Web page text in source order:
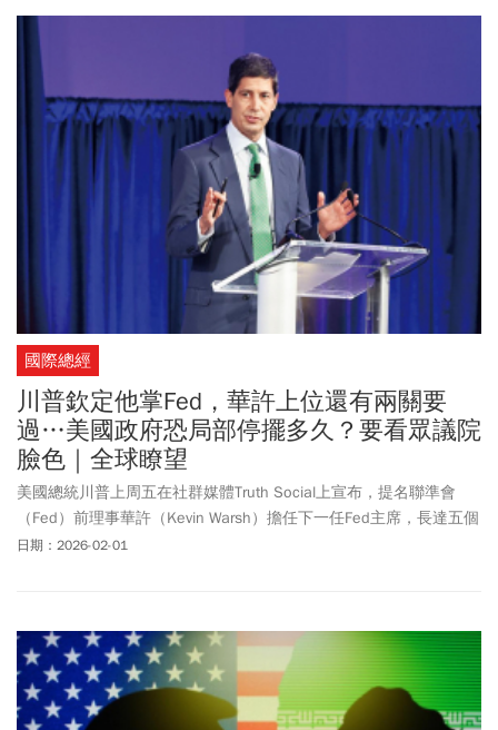
籲，希望王志安在後續的庭審中親自出庭，「只要你出庭，我會飛
越太平洋，再次來到日本，在法庭上與你當面對證，當面質詢，當
面陳述。」而王志安則在社群發影片解釋，自己是因為腦袋嗡嗡
疼，所以才沒去開庭。
國際總經
川普欽定他掌Fed，華許上位還有兩關要
過…美國政府恐局部停擺多久？要看眾議院
臉色｜全球瞭望
美國總統川普上周五在社群媒體Truth Social上宣布，提名聯準會
（Fed）前理事華許（Kevin Warsh）擔任下一任Fed主席，長達五個
月的遴選終於告一段落。
日期：2026-02-01